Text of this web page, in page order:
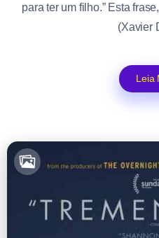
para ter um filho.” Esta
(Xavier
Leia